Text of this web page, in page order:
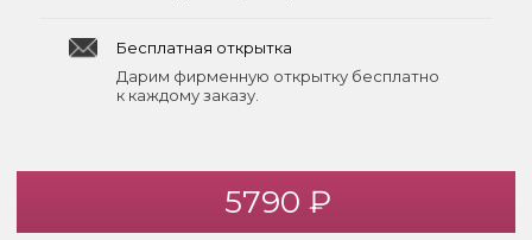
Бесплатная открытка
Дарим фирменную открытку бесплатно
к каждому заказу.
5790 ₽